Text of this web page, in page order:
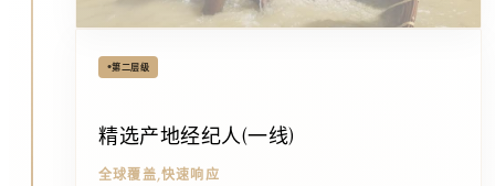
•第二层级
精选产地经纪人(一线)
全球覆盖,快速响应